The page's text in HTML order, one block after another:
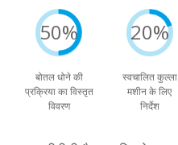
50%
बोतल धोने की
प्रक्रिया का विस्तृत
विवरण
20%
स्वचालित कुल्ला
मशीन के लिए
निर्देश